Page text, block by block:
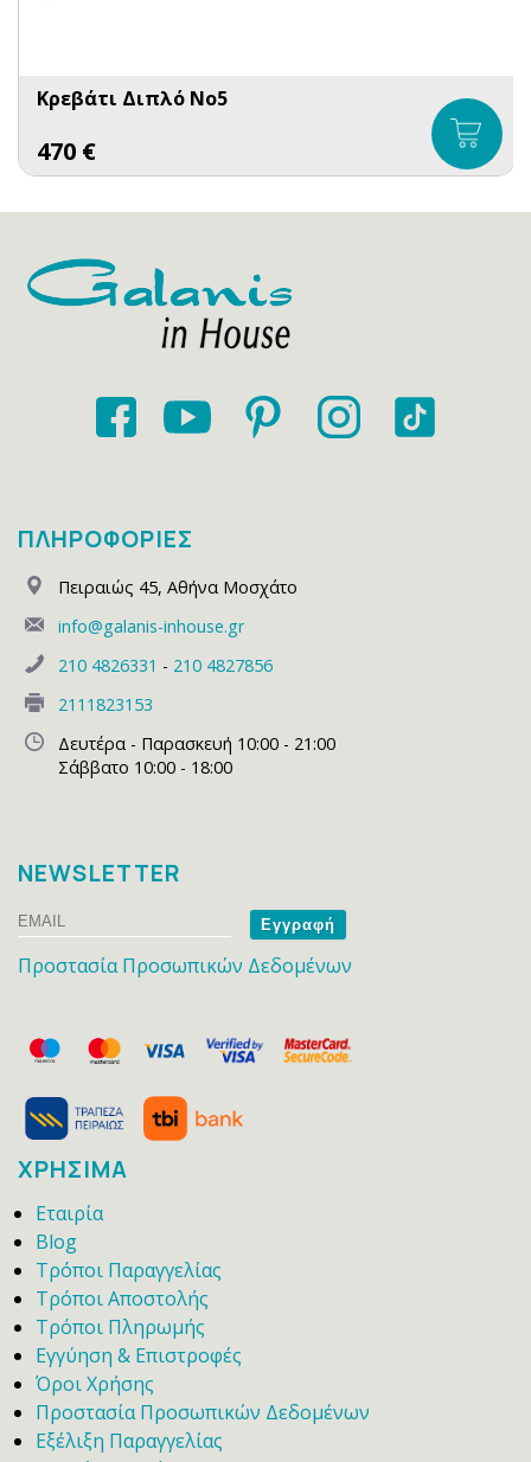
Κρεβάτι Διπλό No5
470 €
ΠΛΗΡΟΦΟΡΙΕΣ
Πειραιώς 45, Αθήνα Μοσχάτο
info@galanis-inhouse.gr
210 4826331 - 210 4827856
2111823153
Δευτέρα - Παρασκευή 10:00 - 21:00
Σάββατο 10:00 - 18:00
NEWSLETTER
Email
Name
Προστασία Προσωπικών Δεδομένων
ΧΡΗΣΙΜΑ
Εταιρία
Blog
Τρόποι Παραγγελίας
Τρόποι Αποστολής
Τρόποι Πληρωμής
Εγγύηση & Επιστροφές
Όροι Χρήσης
Προστασία Προσωπικών Δεδομένων
Εξέλιξη Παραγγελίας